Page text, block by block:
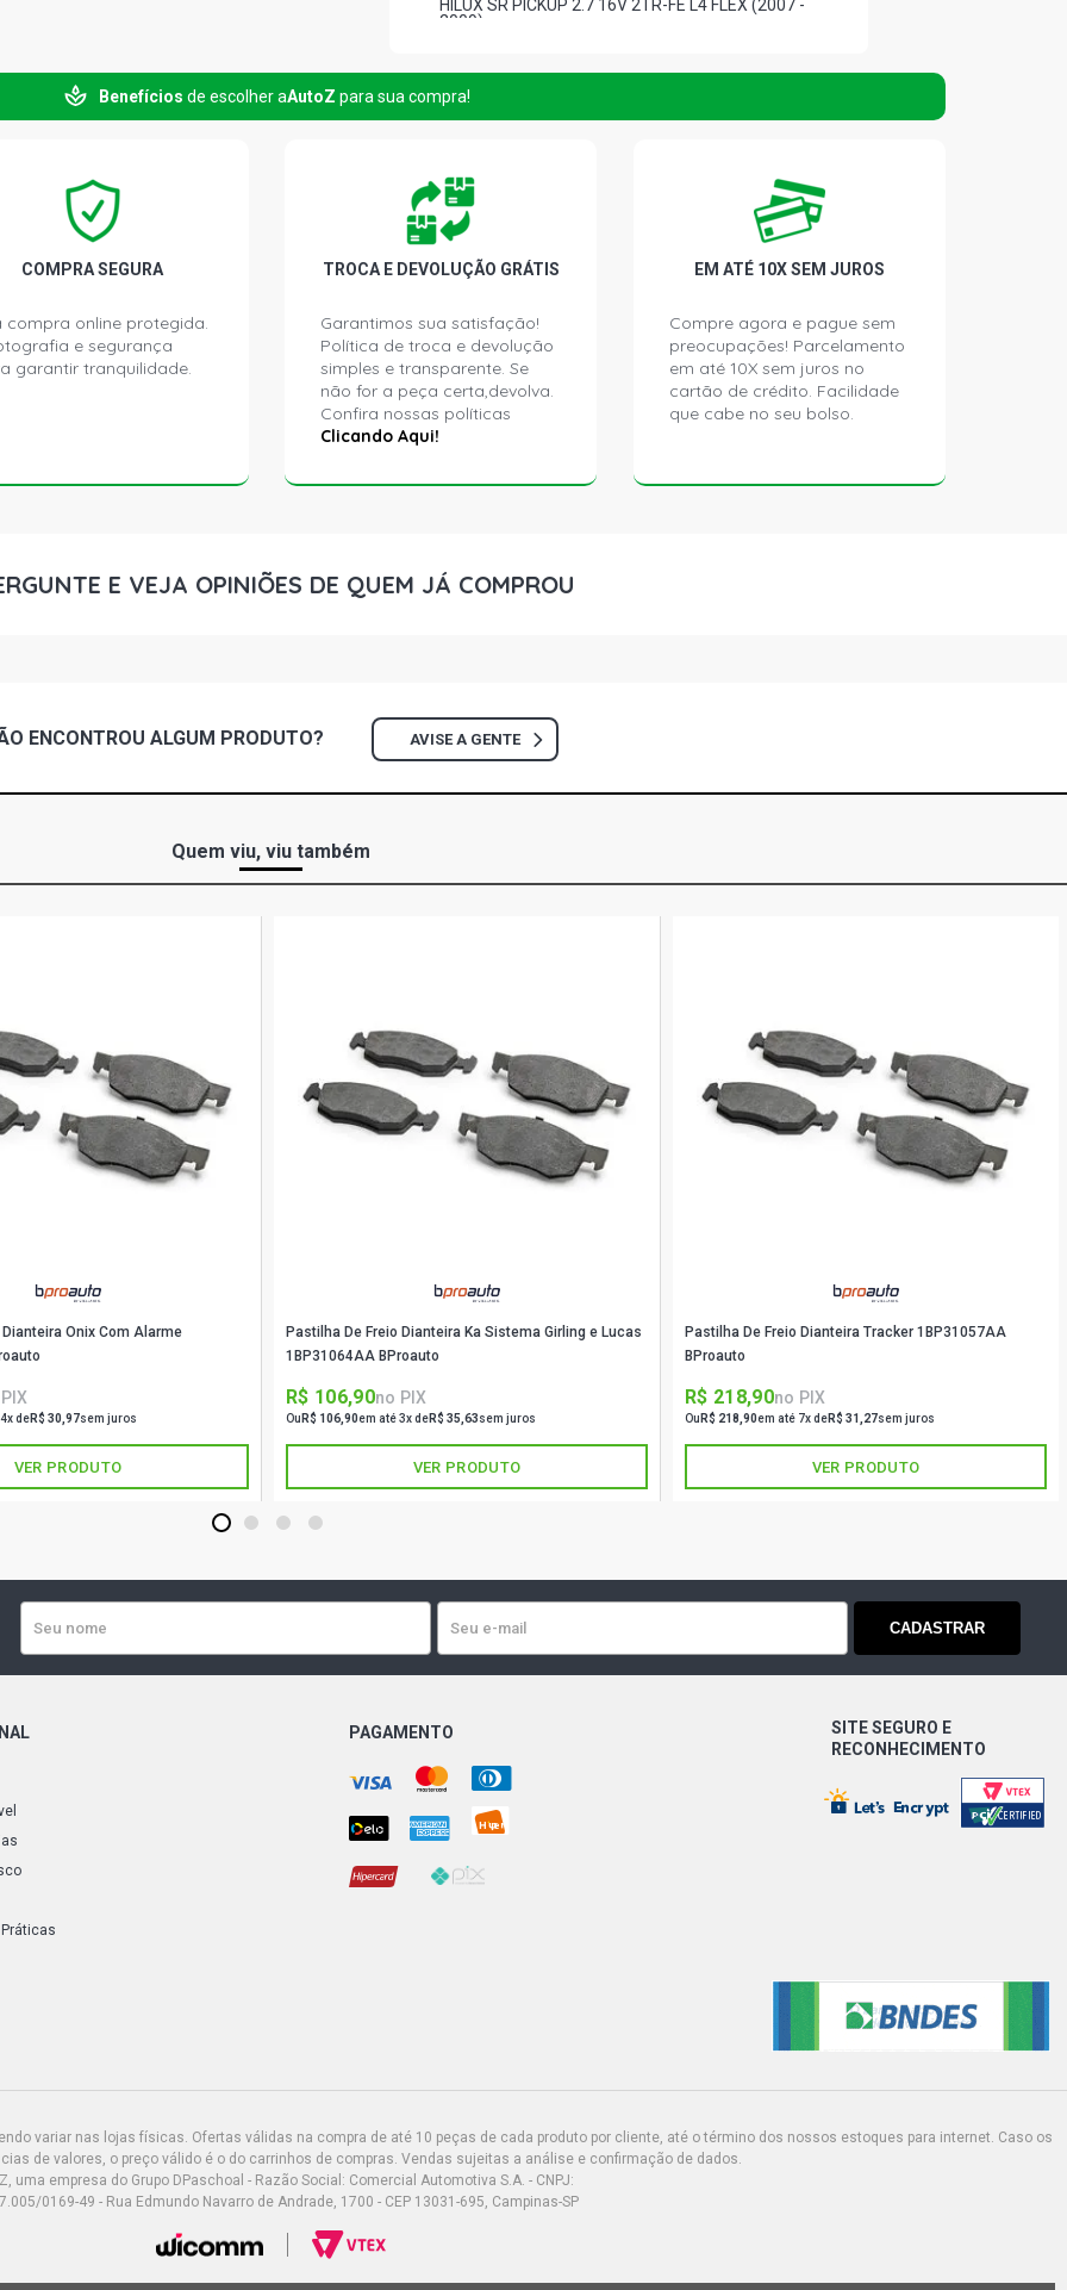
HILUX SR PICKUP 2.7 16V 2TR-FE L4 FLEX (2007 -
2009)
HILUX SR D4D CD PICKUP 3.0 16V DIESEL (2005 -
2009)
2009)
Benefícios de escolher aAutoZ para sua compra!
COMPRA SEGURA
compra online protegida.
e segurança
garantir tranquilidade.
TROCA E DEVOLUÇÃO GRÁTIS
Garantimos sua satisfação!
Política de troca e devolução
simples e transparente. Se
não for a peça certa,devolva.
Confira nossas políticas
Clicando Aqui!
EM ATÉ 10X SEM JUROS
Compre agora e pague sem
preocupações! Parcelamento
em até 10X sem juros no
cartão de crédito. Facilidade
que cabe no seu bolso.
E VEJA OPINIÕES DE QUEM JÁ COMPROU
ENCONTROU ALGUM PRODUTO? AVISE A GENTE
Quem viu, viu também
Onix Com Alarme
deR$ 30,97sem juros
VER PRODUTO
Pastilha De Freio Dianteira Ka Sistema Girling e Lucas
1BP31064AA BProauto
R$ 106,90no PIX
Ou R$ 106,90em até 3x deR$ 35,63sem juros
VER PRODUTO
Pastilha De Freio Dianteira Tracker 1BP31057AA
BProauto
R$ 218,90no PIX
Ou R$ 218,90em até 7x deR$ 31,27sem juros
VER PRODUTO
1 2 3 4
CADASTRAR
PAGAMENTO
SITE SEGURO E
RECONHECIMENTO
variar nas lojas físicas. Ofertas válidas na compra de até 10 peças de cada produto por cliente, até o término dos nossos estoques para internet. Caso os
de valores, o preço válido é o do carrinhos de compras. Vendas sujeitas a análise e confirmação de dados.
uma empresa do Grupo DPaschoal - Razão Social: Comercial Automotiva S.A. - CNPJ:
0169-49 - Rua Edmundo Navarro de Andrade, 1700 - CEP 13031-695, Campinas-SP